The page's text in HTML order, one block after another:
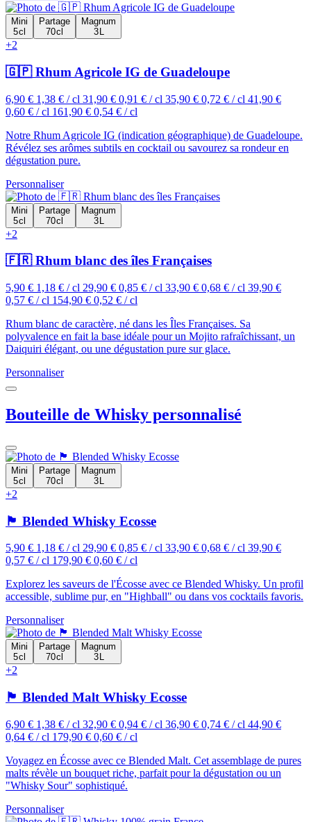
Mini
5 cl
Partage
70 cl
Magnum
3 L
+2
🇬🇵 Rhum Agricole IG de Guadeloupe
6,90 € 1,38 € / cl 31,90 € 0,91 € / cl 35,90 € 0,72 € / cl 41,90 €
0,60 € / cl 161,90 € 0,54 € / cl
Notre Rhum Agricole IG (indication géographique) de Guadeloupe.
Révélez ses arômes subtils en cocktail ou savourez sa rondeur en
dégustation pure.
Personnaliser
Mini
5 cl
Partage
70 cl
Magnum
3 L
+2
🇫🇷 Rhum blanc des îles Françaises
5,90 € 1,18 € / cl 29,90 € 0,85 € / cl 33,90 € 0,68 € / cl 39,90 €
0,57 € / cl 154,90 € 0,52 € / cl
Rhum blanc de caractère, né dans les Îles Françaises. Sa
polyvalence en fait la base idéale pour un Mojito rafraîchissant, un
Daiquiri élégant, ou une dégustation pure sur glace.
Personnaliser
Bouteille de Whisky personnalisé
Mini
5 cl
Partage
70 cl
Magnum
3 L
+2
🏴󠁧󠁢󠁳󠁣󠁴󠁿 Blended Whisky Ecosse
5,90 € 1,18 € / cl 29,90 € 0,85 € / cl 33,90 € 0,68 € / cl 39,90 €
0,57 € / cl 179,90 € 0,60 € / cl
Explorez les saveurs de l'Écosse avec ce Blended Whisky. Un profil
accessible, sublime pur, en "Highball" ou dans vos cocktails favoris.
Personnaliser
Mini
5 cl
Partage
70 cl
Magnum
3 L
+2
🏴󠁧󠁢󠁳󠁣󠁴󠁿 Blended Malt Whisky Ecosse
6,90 € 1,38 € / cl 32,90 € 0,94 € / cl 36,90 € 0,74 € / cl 44,90 €
0,64 € / cl 179,90 € 0,60 € / cl
Voyagez en Écosse avec ce Blended Malt. Cet assemblage de pures
malts révèle un bouquet riche, parfait pour la dégustation ou un
"Whisky Sour" sophistiqué.
Personnaliser